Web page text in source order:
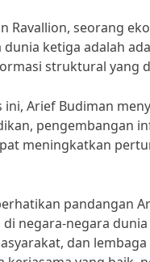
Ravallion, seorang
dunia ketiga adalah
struktural yang
ini, Arief Budiman
pengembangan
meningkatkan
pandangan
negara-negara
dan